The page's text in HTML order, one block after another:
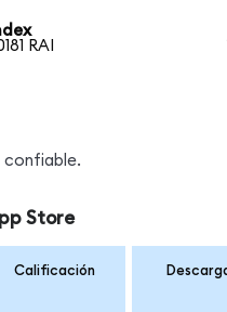
RAI
confiable.
Store
Calificación